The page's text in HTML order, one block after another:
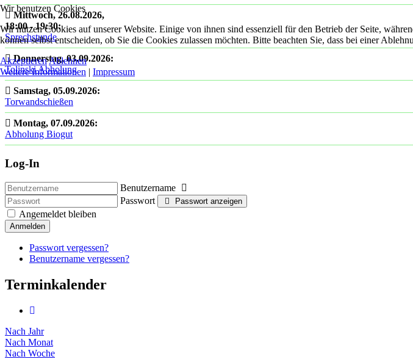
Mittwoch, 26.08.2026,
18:00-19:30:
Sprechstunde
Donnerstag, 03.09.2026:
Tolinski Abholung
Samstag, 05.09.2026:
Torwandschießen
Montag, 07.09.2026:
Abholung Biogut
Log-In
Benutzername
Passwort
Passwort anzeigen
Angemeldet bleiben
Anmelden
Passwort vergessen?
Benutzername vergessen?
Terminkalender
Nach Jahr
Nach Monat
Nach Woche
Wir benutzen Cookies
Wir nutzen Cookies auf unserer Website. Einige von ihnen sind essenziell für den Betrieb der Seite,
können selbst entscheiden, ob Sie die Cookies zulassen möchten. Bitte beachten Sie, dass bei einer
AkzeptierenAblehnen
Weitere Informationen | Impressum